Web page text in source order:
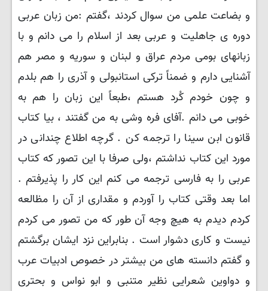
و بضاعت علمی من سوال کردند ،گفتم :من زبان عربی
دوره ی جاهلیت و عربی بعد از اسلام را می دانم و با
زبانهای بومی مردم عراق و لبنان و سوریه و مصر هم
آشنایی دارم و ضمناً ترکی استانبولی و آذری را هم بلدم
و چون خودم کُرد هستم ،طبعاً این زبان را هم به
خوبی می دانم .آفای فره وشی به من گفتند ، بیا کتاب
قانون ابن سینا را ترجمه کن . گرچه اطلاع چندانی در
مورد این کتاب نداشتم ،ولی صرفا با این تصور که کتاب
عربی را به فارسی ترجمه می کنم این کار را پذیرفتم .
اما بعد وقتی کتاب را آوردم و مقداری از آن را مظالعه
کردم دیدم به هیچ وجه آن طور که من تصور می کردم
نیست و کاری دشوار است . بنابراین نزد ایشان برگشتم
و گفتم دانسته های من بیشتر در خصوص ادبیات عرب
و دواوین شعرایی نظیر متنبی و ابو نواس و بحتری